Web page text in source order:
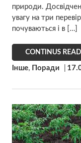
природи.
увагу на три
почуваються і в […]
CONTINUS
Інше, Поради